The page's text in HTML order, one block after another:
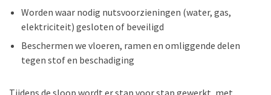
Worden waar nodig nutsvoorzieningen (water, gas,
elektriciteit) gesloten of beveiligd
Beschermen we vloeren, ramen en omliggende delen
tegen stof en beschadiging
Tijdens de sloop wordt er stap voor stap gewerkt, met